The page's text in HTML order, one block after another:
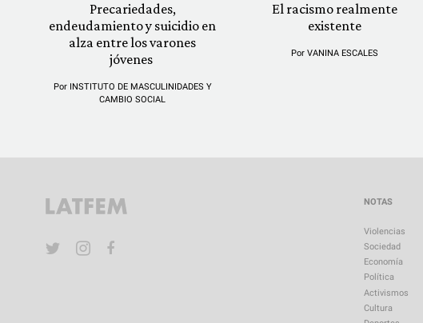
Precariedades,
endeudamiento y suicidio en
alza entre los varones
jóvenes
Por INSTITUTO DE MASCULINIDADES Y
CAMBIO SOCIAL
El racismo realmente
existente
PorVANINA ESCALES
NOTAS
Violencias
Sociedad
Economía
Política
Activismos
Cultura